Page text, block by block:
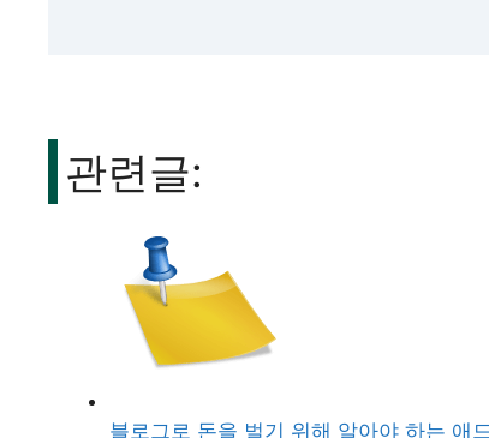
관련글:
블로그로 돈을 벌기 위해 알아야 하는 애